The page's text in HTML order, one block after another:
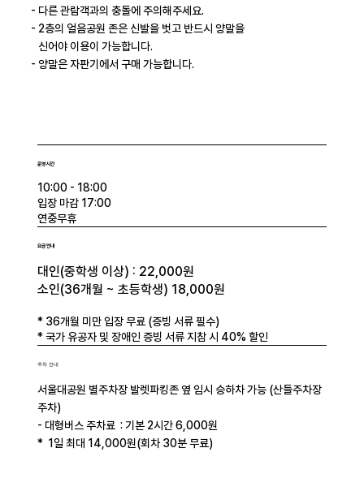
- ​다른 관람객과의 충돌에 주의해주세요.
- 2층의 얼음공원 존은 신발을 벗고 반드시 양말을
신어야 이용이 가능합니다.
- 양말은 자판기에서 구매 가능합니다.
운영 시간
10:00 - 18:00
입장 마감 17:00
연중무휴
요금 안내
대인(중학생 이상) : 22,000원
소인(36개월 ~ 초등학생) 18,000원
* 36개월 미만 입장 무료 (증빙 서류 필수)
* 국가 유공자 및 장애인 증빙 서류 지참 시 40% 할인
주차 안내
서울대공원 별주차장 발렛파킹존 옆 임시 승하차 가능 (산들주차장
주차)
- 대형버스 주차료 : 기본 2시간 6,000원
* 1일 최대 14,000원(회차 30분 무료)